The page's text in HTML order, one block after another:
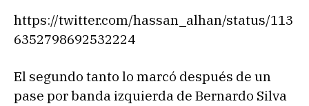
https://twitter.com/hassan_alhan/status/113
6352798692532224
El segundo tanto lo marcó después de un
pase por banda izquierda de Bernardo Silva